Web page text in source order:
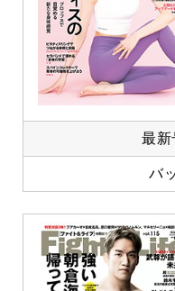
最新
バ